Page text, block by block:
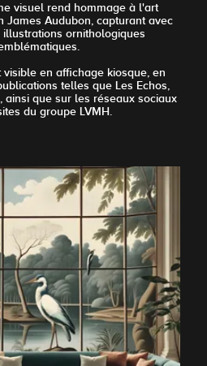
visuel rend hommage à l'art
James Audubon, capturant avec
illustrations ornithologiques
visible en affichage kiosque, en
telles que Les Echos,
ainsi que sur les réseaux sociaux
du groupe LVMH.